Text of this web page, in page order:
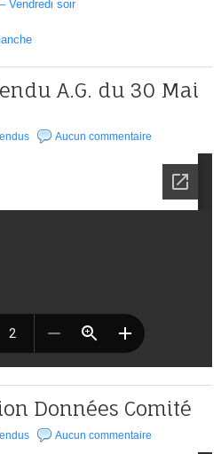
Vendredi soir
A.G. du 30 Mai
Aucun commentaire
Données Comité
Aucun commentaire